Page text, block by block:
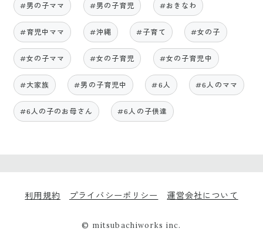
#男の子ママ #男の子育児 #おきなわ
#育児中ママ #沖縄 #子育て #女の子
#女の子ママ #女の子育児 #女の子育児中
#大家族 #男の子育児中 #6人 #6人のママ
#6人の子のお母さん #6人の子供達
利用規約 プライバシーポリシー 運営会社について
© mitsubachiworks inc.